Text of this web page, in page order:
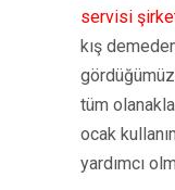
servisi
kış
tüm
ocak
yardımcı